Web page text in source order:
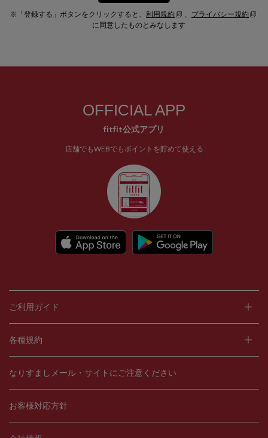
※「登録する」ボタンをクリックすると、 利用規約 、 プライバシー規約
に同意したものとみなします
OFFICIAL APP
fitfit公式アプリ
店舗でもWEBでもポイントを貯めて使える
ご利用ガイド
各種規約
なりすましメール・サイトにご注意ください
お客様対応方針